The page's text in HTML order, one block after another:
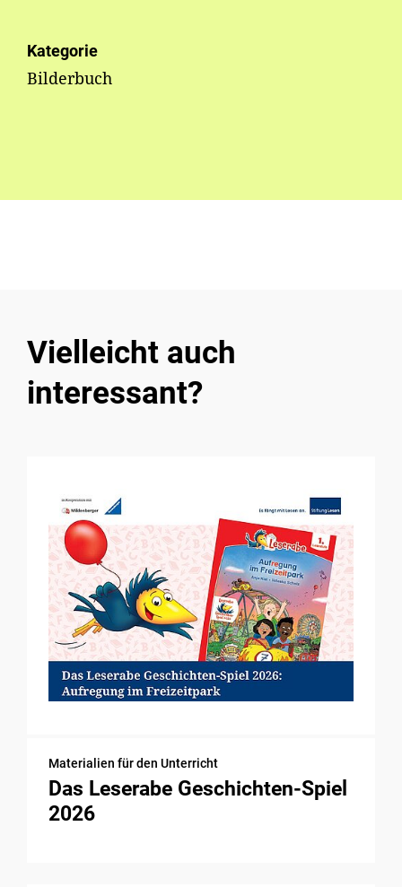
Kategorie
Bilderbuch
Vielleicht auch
interessant?
Materialien für den Unterricht
Das Leserabe Geschichten-Spiel
2026